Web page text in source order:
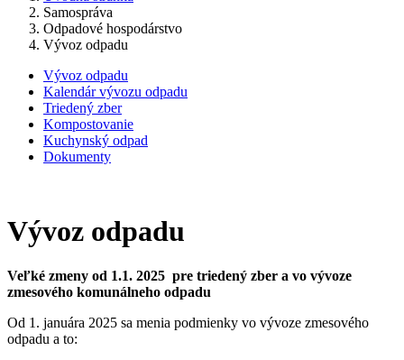
Samospráva
Odpadové hospodárstvo
Vývoz odpadu
Vývoz odpadu
Kalendár vývozu odpadu
Triedený zber
Kompostovanie
Kuchynský odpad
Dokumenty
Vývoz odpadu
Veľké zmeny od 1.1. 2025 pre triedený zber a vo vývoze
zmesového komunálneho odpadu
Od 1. januára 2025 sa menia podmienky vo vývoze zmesového
odpadu a to: